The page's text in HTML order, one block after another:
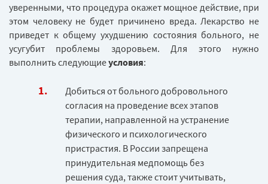
уверенными, что процедура окажет мощное действие, при
этом человеку не будет причинено вреда. Лекарство не
приведет к общему ухудшению состояния больного, не
усугубит проблемы здоровьем. Для этого нужно
выполнить следующиеусловия:
Добиться от больного добровольного
согласия на проведение всех этапов
терапии, направленной на устранение
физического и психологического
пристрастия. В России запрещена
принудительная медпомощь без
решения суда, также стоит учитывать,